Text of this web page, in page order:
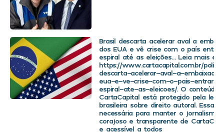
Brasil descarta acelerar aval a
dos EUA e vê crise com o país
espiral até as eleições… Leia mais em
https://www.cartacapital.com.br/
descarta-acelerar-aval-a-
eua-e-ve-crise-com-o-pais-entrar-
espiral-ate-as-eleicoes/. O conteúdo
CartaCapital está protegido pela
brasileira sobre direito autoral. Essa
necessária para manter o jornalismo
corajoso e transparente de
e acessível a todos